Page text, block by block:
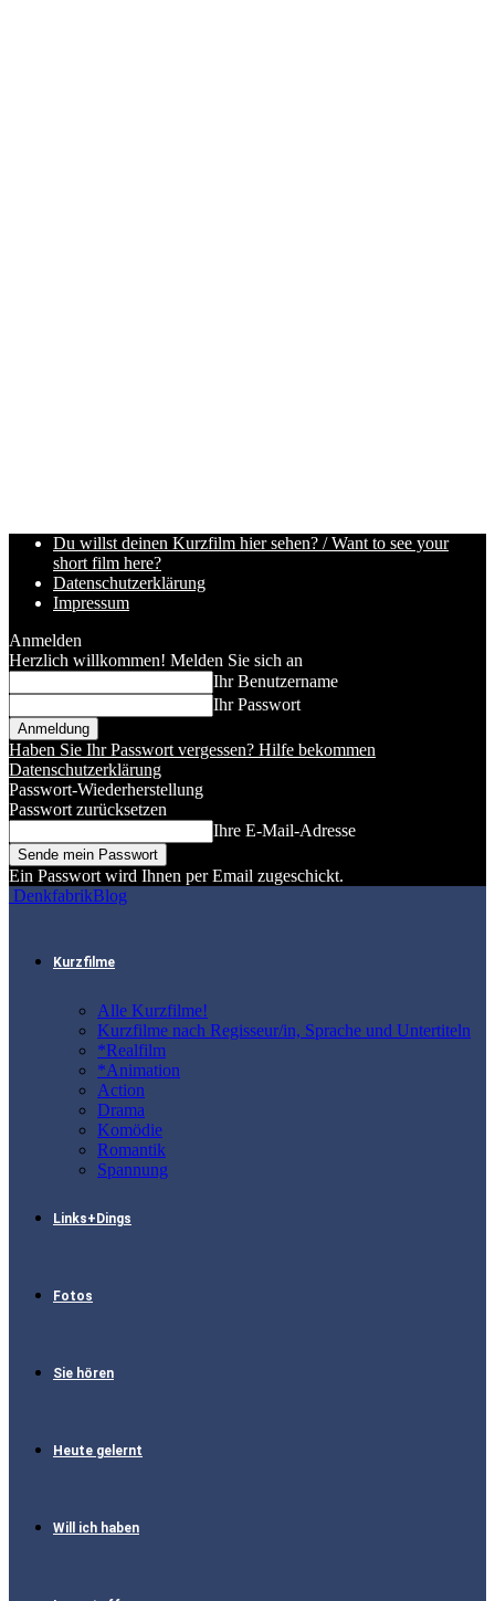
Du willst deinen Kurzfilm hier sehen? / Want to see your
short film here?
Datenschutzerklärung
Impressum
Anmelden
Herzlich willkommen! Melden Sie sich an
Ihr Benutzername
Ihr Passwort
Haben Sie Ihr Passwort vergessen? Hilfe bekommen
Datenschutzerklärung
Passwort-Wiederherstellung
Passwort zurücksetzen
Ihre E-Mail-Adresse
Ein Passwort wird Ihnen per Email zugeschickt.
DenkfabrikBlog
Kurzfilme
Alle Kurzfilme!
Kurzfilme nach Regisseur/in, Sprache und Untertiteln
*Realfilm
*Animation
Action
Drama
Komödie
Romantik
Spannung
Links+Dings
Fotos
Sie hören
Heute gelernt
Will ich haben